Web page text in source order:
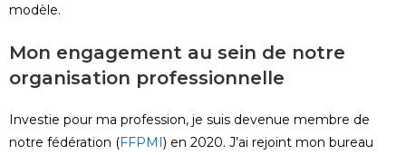
modèle.
Mon engagement au sein de notre
organisation professionnelle
Investie pour ma profession, je suis devenue membre de
notre fédération (FFPMI) en 2020. J’ai rejoint mon bureau